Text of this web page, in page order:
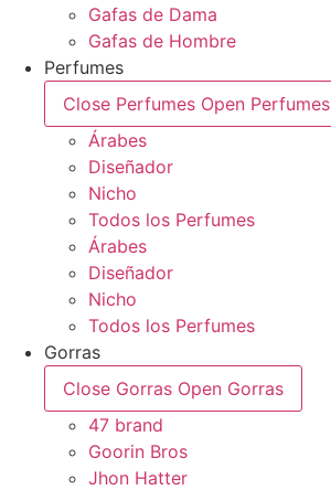
Gafas de Dama
Gafas de Hombre
Perfumes
Close Perfumes Open Perfumes
Árabes
Diseñador
Nicho
Todos los Perfumes
Árabes
Diseñador
Nicho
Todos los Perfumes
Gorras
Close Gorras Open Gorras
47 brand
Goorin Bros
Jhon Hatter